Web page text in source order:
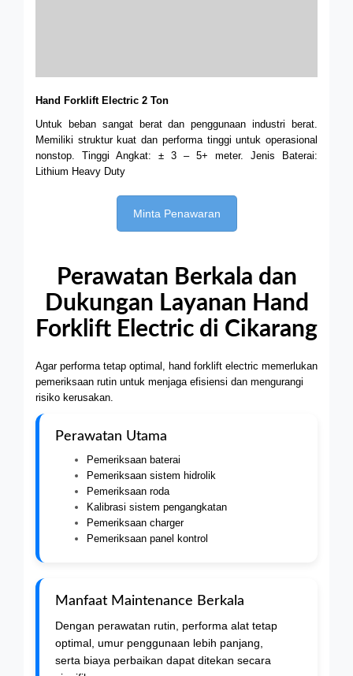
Hand Forklift Electric 2 Ton
Untuk beban sangat berat dan penggunaan industri berat.
Memiliki struktur kuat dan performa tinggi untuk operasional
nonstop. Tinggi Angkat: ± 3 – 5+ meter. Jenis Baterai:
Lithium Heavy Duty
Minta Penawaran
Perawatan Berkala dan
Dukungan Layanan Hand
Forklift Electric di Cikarang
Agar performa tetap optimal, hand forklift electric memerlukan
pemeriksaan rutin untuk menjaga efisiensi dan mengurangi
risiko kerusakan.
Perawatan Utama
Pemeriksaan baterai
Pemeriksaan sistem hidrolik
Pemeriksaan roda
Kalibrasi sistem pengangkatan
Pemeriksaan charger
Pemeriksaan panel kontrol
Manfaat Maintenance Berkala
Dengan perawatan rutin, performa alat tetap
optimal, umur penggunaan lebih panjang,
serta biaya perbaikan dapat ditekan secara